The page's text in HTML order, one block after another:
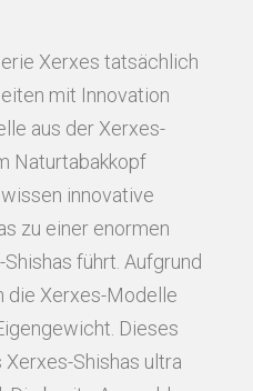
Xerxes tatsächlich
mit Innovation
aus der Xerxes-
Naturtabakkopf
innovative
zu einer enormen
führt. Aufgrund
die Xerxes-Modelle
Dieses
Shishas ultra